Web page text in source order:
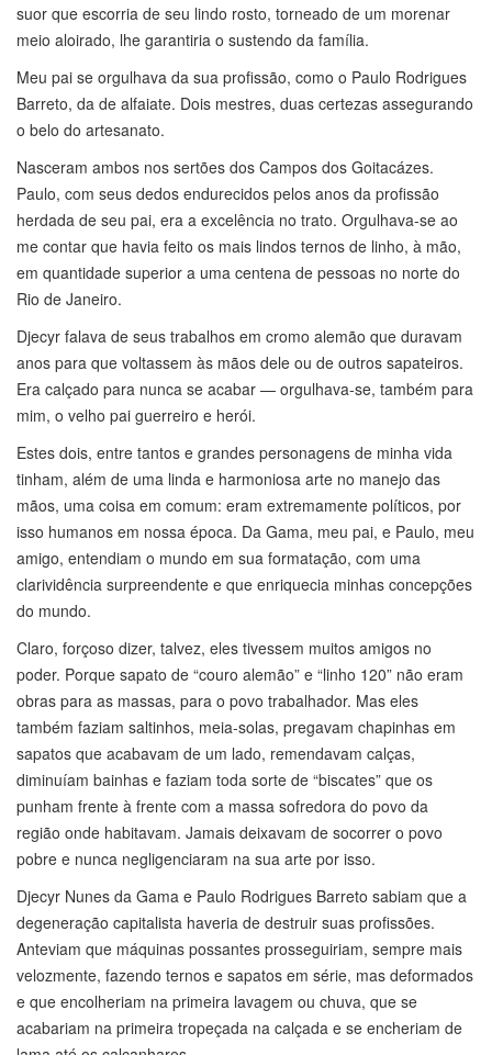
suor que escorria de seu lindo rosto, torneado de um morenar
meio aloirado, lhe garantiria o sustendo da família.
Meu pai se orgulhava da sua profissão, como o Paulo Rodrigues
Barreto, da de alfaiate. Dois mestres, duas certezas assegurando
o belo do artesanato.
Nasceram ambos nos sertões dos Campos dos Goitacázes.
Paulo, com seus dedos endurecidos pelos anos da profissão
herdada de seu pai, era a excelência no trato. Orgulhava-se ao
me contar que havia feito os mais lindos ternos de linho, à mão,
em quantidade superior a uma centena de pessoas no norte do
Rio de Janeiro.
Djecyr falava de seus trabalhos em cromo alemão que duravam
anos para que voltassem às mãos dele ou de outros sapateiros.
Era calçado para nunca se acabar — orgulhava-se, também para
mim, o velho pai guerreiro e herói.
Estes dois, entre tantos e grandes personagens de minha vida
tinham, além de uma linda e harmoniosa arte no manejo das
mãos, uma coisa em comum: eram extremamente políticos, por
isso humanos em nossa época. Da Gama, meu pai, e Paulo, meu
amigo, entendiam o mundo em sua formatação, com uma
clarividência surpreendente e que enriquecia minhas concepções
do mundo.
Claro, forçoso dizer, talvez, eles tivessem muitos amigos no
poder. Porque sapato de “couro alemão” e “linho 120” não eram
obras para as massas, para o povo trabalhador. Mas eles
também faziam saltinhos, meia-solas, pregavam chapinhas em
sapatos que acabavam de um lado, remendavam calças,
diminuíam bainhas e faziam toda sorte de “biscates” que os
punham frente à frente com a massa sofredora do povo da
região onde habitavam. Jamais deixavam de socorrer o povo
pobre e nunca negligenciaram na sua arte por isso.
Djecyr Nunes da Gama e Paulo Rodrigues Barreto sabiam que a
degeneração capitalista haveria de destruir suas profissões.
Anteviam que máquinas possantes prosseguiriam, sempre mais
velozmente, fazendo ternos e sapatos em série, mas deformados
e que encolheriam na primeira lavagem ou chuva, que se
acabariam na primeira tropeçada na calçada e se encheriam de